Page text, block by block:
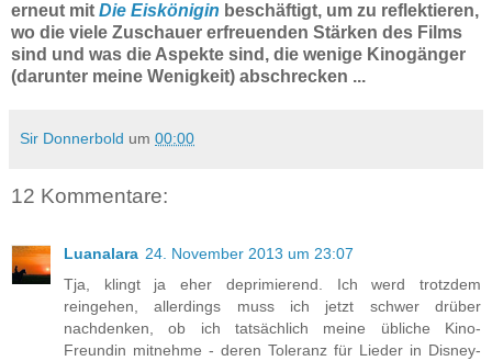
erneut mit Die Eiskönigin beschäftigt, um zu reflektieren,
wo die viele Zuschauer erfreuenden Stärken des Films
sind und was die Aspekte sind, die wenige Kinogänger
(darunter meine Wenigkeit) abschrecken ...
Sir Donnerbold um 00:00
12 Kommentare:
Luanalara 24. November 2013 um 23:07
Tja, klingt ja eher deprimierend. Ich werd trotzdem
reingehen, allerdings muss ich jetzt schwer drüber
nachdenken, ob ich tatsächlich meine übliche Kino-
Freundin mitnehme - deren Toleranz für Lieder in Disney-